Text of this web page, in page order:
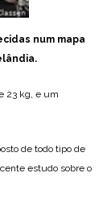
num mapa
23 kg, e um
de todo tipo de
estudo sobre o